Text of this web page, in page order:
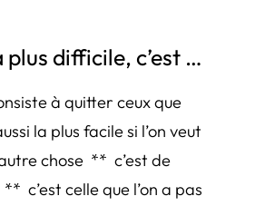
plus difficile, c’est …
à quitter ceux que
la plus facile si l’on veut
chose ** c’est de
c’est celle que l’on a pas